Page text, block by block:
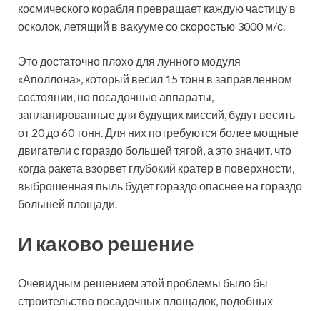
космического корабля превращает каждую частицу в
осколок, летящий в вакууме со скоростью 3000 м/с.
Это достаточно плохо для лунного модуля
«Аполлона», который весил 15 тонн в заправленном
состоянии, но посадочные аппараты,
запланированные для будущих миссий, будут весить
от 20 до 60 тонн. Для них потребуются более мощные
двигатели с гораздо большей тягой, а это значит, что
когда ракета взорвет глубокий кратер в поверхности,
выброшенная пыль будет гораздо опаснее на гораздо
большей площади.
И каково решение
Очевидным решением этой проблемы было бы
строительство посадочных площадок, подобных